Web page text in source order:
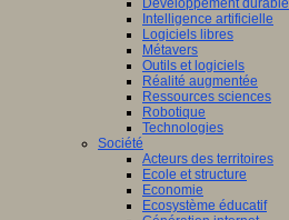
Développement durable
Intelligence artificielle
Logiciels libres
Métavers
Outils et logiciels
Réalité augmentée
Ressources sciences
Robotique
Technologies
Société
Acteurs des territoires
Ecole et structure
Economie
Ecosystème éducatif